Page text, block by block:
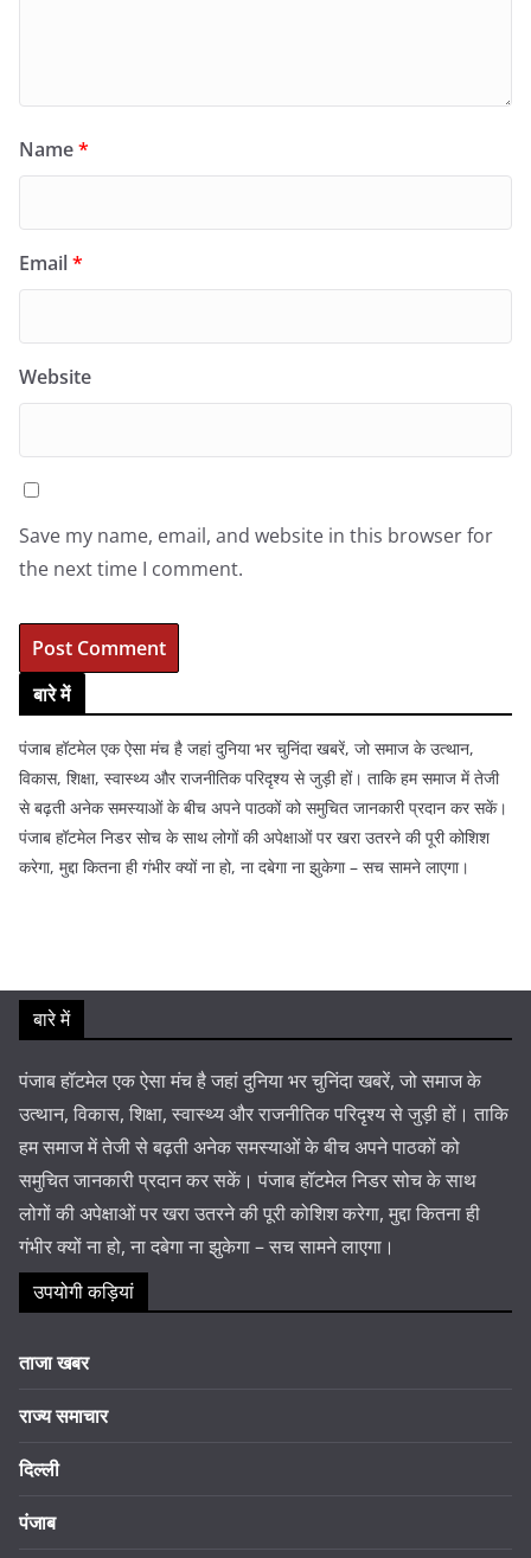
Name*
Email*
Website
Save my name, email, and website in this browser for
the next time I comment.
बारे में
पंजाब हॉटमेल एक ऐसा मंच है जहां दुनिया भर चुनिंदा खबरें, जो समाज के उत्थान,
विकास, शिक्षा, स्वास्थ्य और राजनीतिक परिदृश्य से जुड़ी हों। ताकि हम समाज में तेजी
से बढ़ती अनेक समस्याओं के बीच अपने पाठकों को समुचित जानकारी प्रदान कर सकें।
पंजाब हॉटमेल निडर सोच के साथ लोगों की अपेक्षाओं पर खरा उतरने की पूरी कोशिश
करेगा, मुद्दा कितना ही गंभीर क्यों ना हो, ना दबेगा ना झुकेगा – सच सामने लाएगा।
बारे में
पंजाब हॉटमेल एक ऐसा मंच है जहां दुनिया भर चुनिंदा खबरें, जो समाज के
उत्थान, विकास, शिक्षा, स्वास्थ्य और राजनीतिक परिदृश्य से जुड़ी हों। ताकि
हम समाज में तेजी से बढ़ती अनेक समस्याओं के बीच अपने पाठकों को
समुचित जानकारी प्रदान कर सकें। पंजाब हॉटमेल निडर सोच के साथ
लोगों की अपेक्षाओं पर खरा उतरने की पूरी कोशिश करेगा, मुद्दा कितना ही
गंभीर क्यों ना हो, ना दबेगा ना झुकेगा – सच सामने लाएगा।
उपयोगी कड़ियां
ताजा खबर
राज्य समाचार
दिल्ली
पंजाब